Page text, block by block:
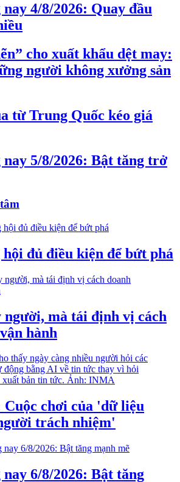
nay 4/8/2026: Quay đầu
cho xuất khẩu dệt may:
người không xưởng sản
từ Trung Quốc kéo giá
nay 5/8/2026: Bật tăng trở
đủ điều kiện để bứt phá
mà tái định vị cách
hành
Cuộc chơi của 'dữ liệu
trách nhiệm'
nay 6/8/2026: Bật tăng